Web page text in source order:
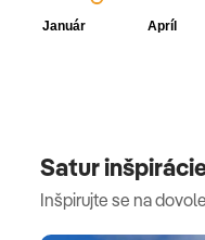
Satur
Inšpirujte se na